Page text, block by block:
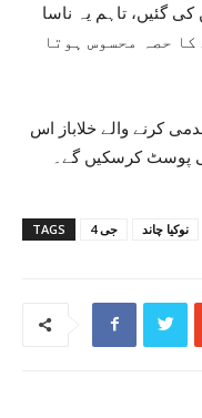
گئیں، تاہم یہ ناسا
کا حصہ محسوس ہوتا
کرنے والے خلاباز اس
پوسٹ کرسکیں گے۔
TAGS 4 جی نوکیا چاند